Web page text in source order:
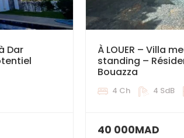
Dar
À LOUER – Villa
standing –
Bouazza
4 Ch 4 SdB
40 000MAD